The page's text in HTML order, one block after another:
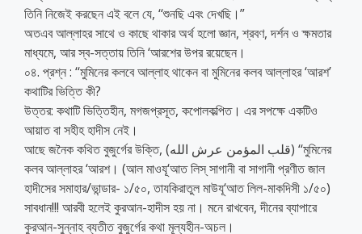
তিনি নিজেই করছেন এই বলে যে, ‘‘শুনছি এবং দেখছি।”
অতএব আল্লাহর সাথে ও কাছে থাকার অর্থ হলো জ্ঞান, শ্রবণ, দর্শন ও ক্ষমতার
মাধ্যমে, আর স্ব-সত্তায় তিনি ‘আরশের উপর রয়েছেন।
০৪. প্রশ্ন : ‘‘মুমিনের কলবে আল্লাহ থাকেন বা মুমিনের কলব আল্লাহর ‘আরশ’
কথাটির ভিত্তি কী?
উত্তর: কথাটি ভিত্তিহীন, মগজপ্রসূত, কপোলকল্পিত। এর সপক্ষে একটিও
আয়াত বা সহীহ হাদীস নেই।
আছে জনৈক কথিত বুজুর্গের উক্তি, (قلب المؤمن عرش الله) ‘‘মুমিনের
কলব আল্লাহর ‘আরশ। (আল মাওযূ‘আত লিস্ সাগানী বা সাগানী প্রণীত জাল
হাদীসের সমাহার/ভান্ডার- ১/৫০, তাযকিরাতুল মাউযূ‘আত লিল-মাকদিসী ১/৫০)
সাবধান!!! আরবী হলেই কুরআন-হাদীস হয় না। মনে রাখবেন, দীনের ব্যাপারে
কুরআন-সুন্নাহ ব্যতীত বুজুর্গের কথা মূল্যহীন-অচল।